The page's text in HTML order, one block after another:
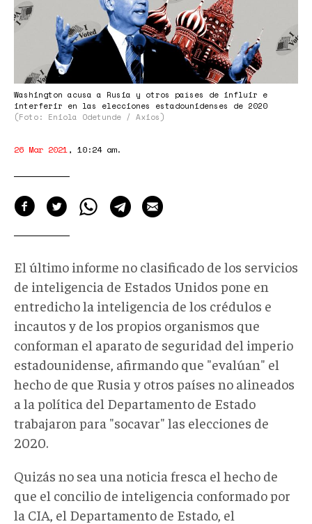
Washington acusa a Rusia y otros países de influir e
interferir en las elecciones estadounidenses de 2020
(Foto: Eniola Odetunde / Axios)
26 Mar 2021, 10:24 am.
El último informe no clasificado de los servicios
de inteligencia de Estados Unidos pone en
entredicho la inteligencia de los crédulos e
incautos y de los propios organismos que
conforman el aparato de seguridad del imperio
estadounidense, afirmando que "evalúan" el
hecho de que Rusia y otros países no alineados
a la política del Departamento de Estado
trabajaron para "socavar" las elecciones de
2020.
Quizás no sea una noticia fresca el hecho de
que el concilio de inteligencia conformado por
la CIA, el Departamento de Estado, el